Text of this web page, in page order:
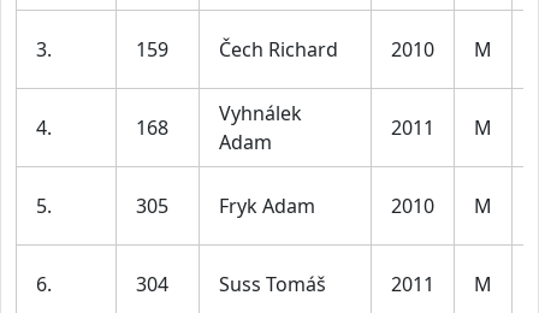
3. 159 Čech Richard 2010 M
4. 168
Vyhnálek
Adam
2011 M
5. 305 Fryk Adam 2010 M
6. 304 Suss Tomáš 2011 M